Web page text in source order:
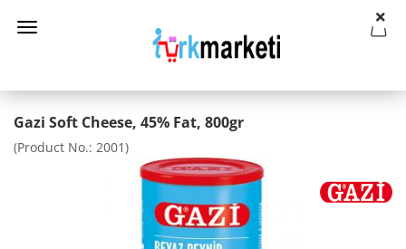
Gazi Soft Cheese, 45% Fat, 800gr
(Product No.: 2001)